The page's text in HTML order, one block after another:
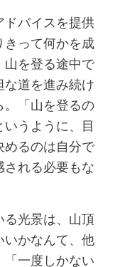
バイスを提供
って何かを成
山を登る途中で
道を進み続け
。「山を登るの
うように、目
るのは自分で
れる必要もな
る光景は、山頂
いかなんて、他
「一度しかない